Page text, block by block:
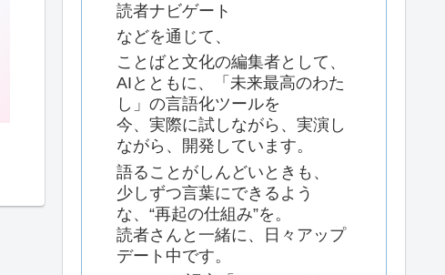
読者ナビゲート
などを通じて、
ことばと文化の編集者として、
AIとともに、「未来最高のわた
し」の言語化ツールを
今、実際に試しながら、実演し
ながら、開発しています。
語ることがしんどいときも、
少しずつ言葉にできるよう
な、“再起の仕組み”を。
読者さんと一緒に、日々アップ
デート中です。